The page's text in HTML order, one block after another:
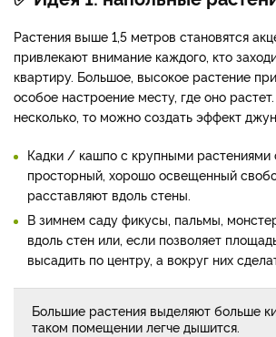
Растения выше 1,5 метров становятся
привлекают внимание каждого, кто
квартиру. Большое, высокое растение
особое настроение месту, где оно
несколько, то можно создать эффект
Кадки / кашпо с крупными растениями
просторный, хорошо освещенный
расставляют вдоль стены.
В зимнем саду фикусы, пальмы,
вдоль стен или, если позволяет
высадить по центру, а вокруг них
Большие растения выделяют больше
таком помещении легче дышится.